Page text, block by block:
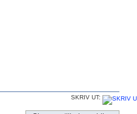
SKRIV UT: